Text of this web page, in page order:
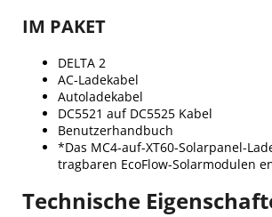
IM PAKET
DELTA 2
AC-Ladekabel
Autoladekabel
DC5521 auf DC5525 Kabel
Benutzerhandbuch
*Das MC4-auf-XT60-Solarpanel-
tragbaren EcoFlow-Solarmodulen
Technische